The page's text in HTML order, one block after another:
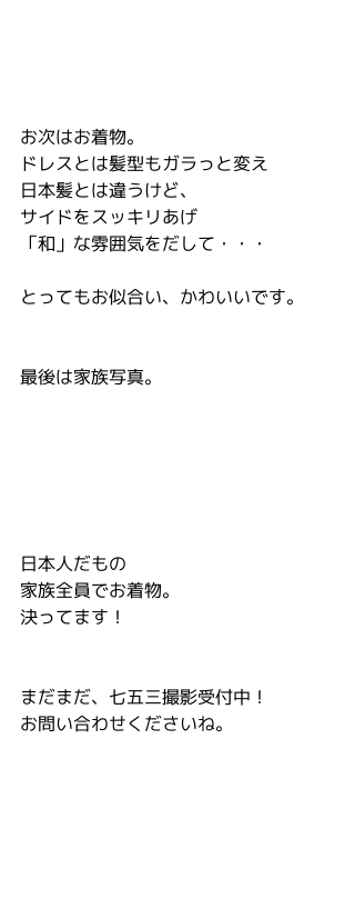
お次はお着物。
ドレスとは髪型もガラっと変え
日本髪とは違うけど、
サイドをスッキリあげ
「和」な雰囲気をだして・・・
とってもお似合い、かわいいです。
最後は家族写真。
日本人だもの
家族全員でお着物。
決ってます！
まだまだ、七五三撮影受付中！
お問い合わせくださいね。